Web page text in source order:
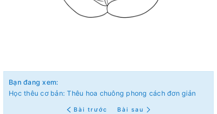
Bạn đang xem:
Học thêu cơ bản: Thêu hoa chuông phong cách đơn giản
Bài trước Bài sau